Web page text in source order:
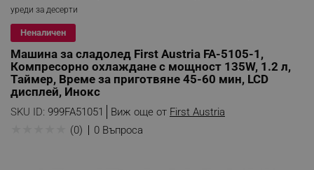
уреди за десерти
Неналичен
Машина за сладолед First Austria FA-5105-1,
Компресорно охлаждане с мощност 135W, 1.2 л,
Таймер, Време за приготвяне 45-60 мин, LCD
дисплей, Инокс
SKU ID: 999FA51051 Виж още от First Austria
(0) 0 Въпроса